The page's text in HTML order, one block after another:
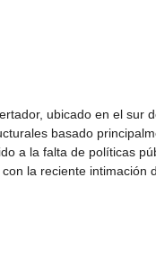
ubicado en el sur
basado
a la falta de políticas
la reciente intimación